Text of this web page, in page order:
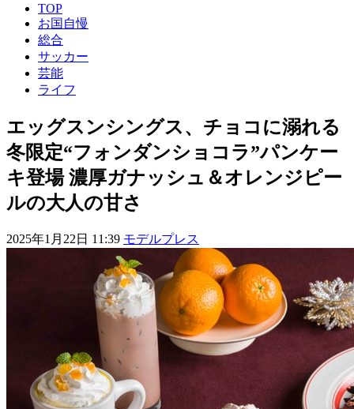
TOP
お国自慢
総合
サッカー
芸能
ライフ
エッグスンシングス、チョコに溺れる
冬限定“フォンダンショコラ”パンケー
キ登場 濃厚ガナッシュ＆オレンジピー
ルの大人の甘さ
2025年1月22日 11:39 モデルプレス